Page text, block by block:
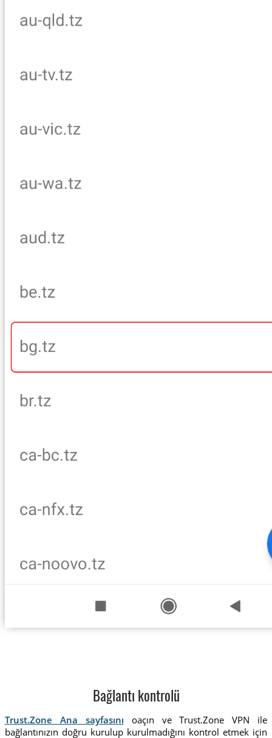
Bağlantı kontrolü
Trust.Zone Ana sayfasını oaçın ve Trust.Zone VPN ile
bağlantınızın doğru kurulup kurulmadığını kontrol etmek için